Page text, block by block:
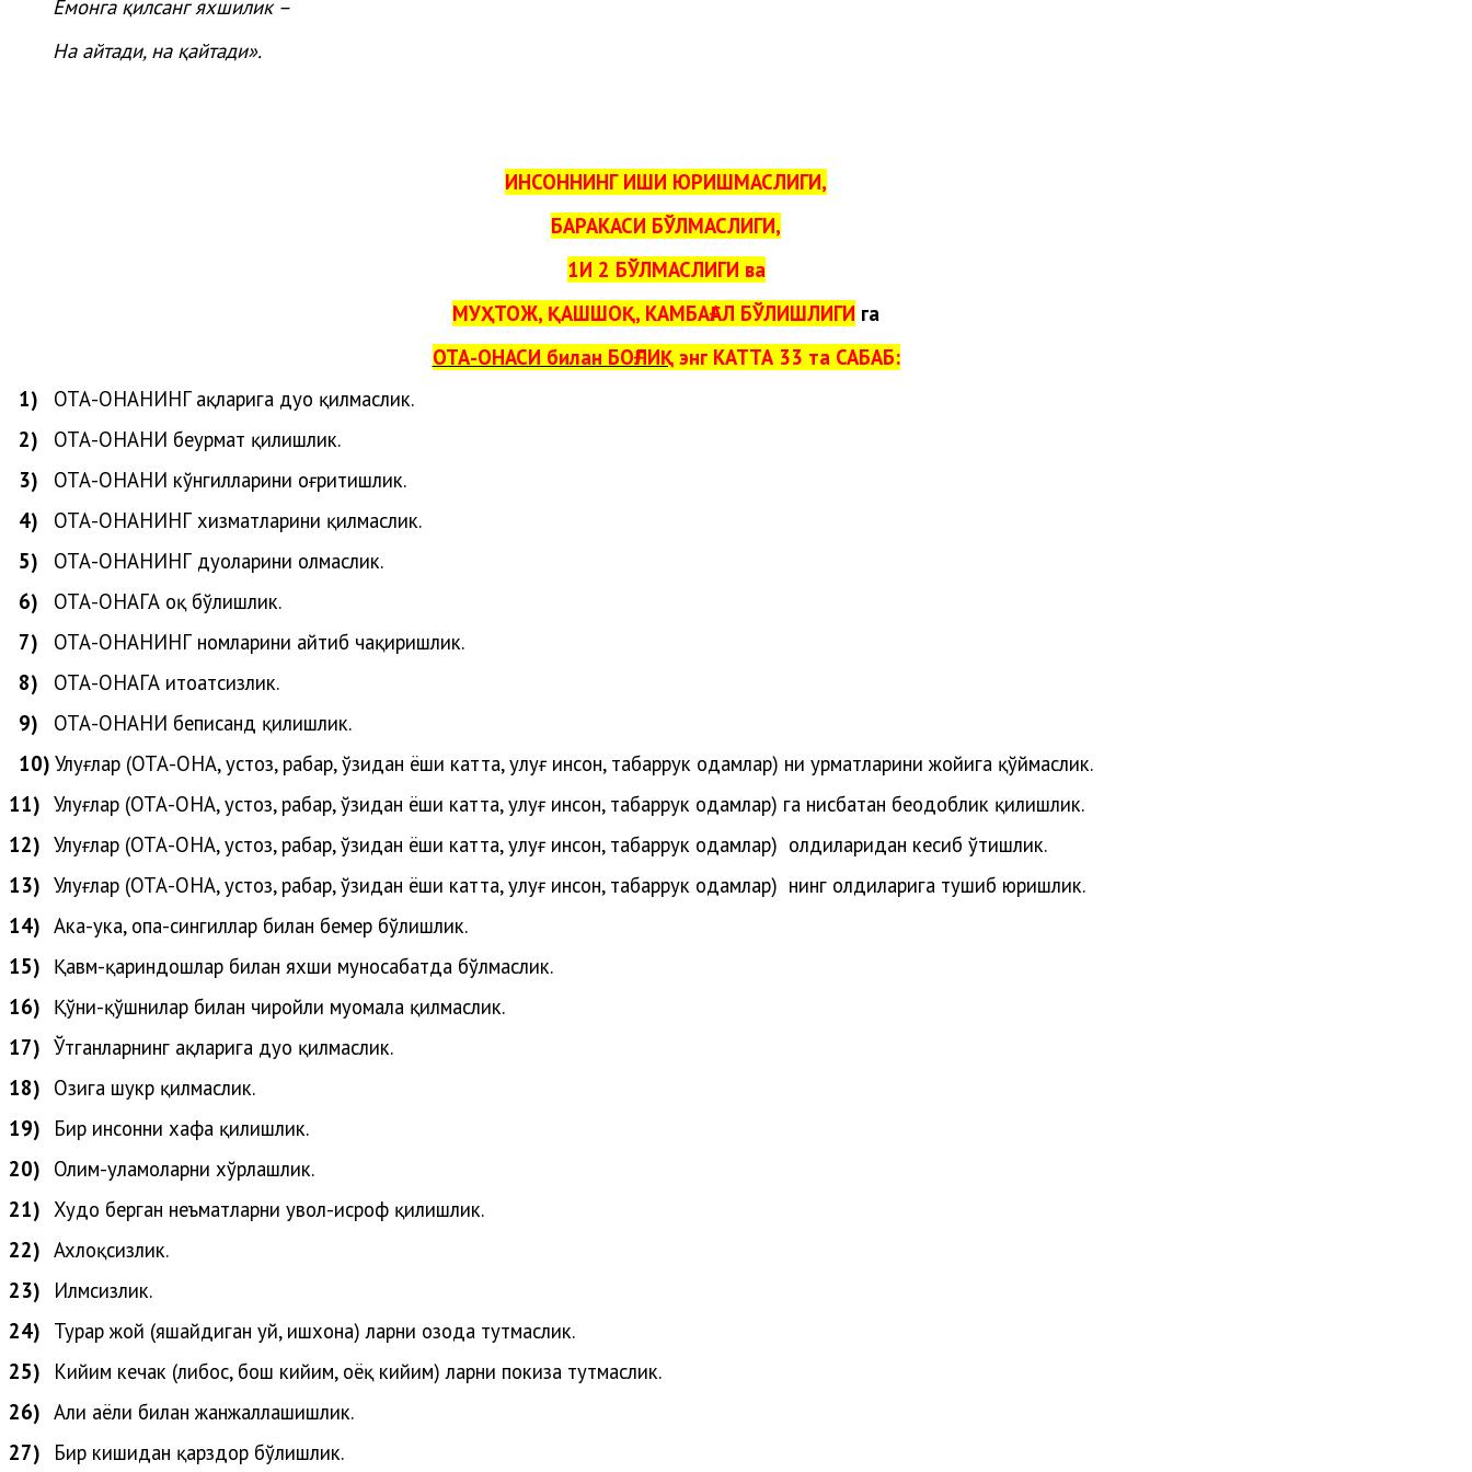
Ёмонга қилсанг яхшилик –
На айтади, на қайтади».
ИНСОННИНГ ИШИ ЮРИШМАСЛИГИ,
БАРАКАСИ БЎЛМАСЛИГИ,
1И 2 БЎЛМАСЛИГИ ва
МУҲТОЖ, ҚАШШОҚ, КАМБАҒАЛ БЎЛИШЛИГИ га
ОТА-ОНАСИ билан БОҒЛИҚэнг КАТТА 33 та САБАБ:
1)
ОТА-ОНАНИНГ ҳақларига дуо қилмаслик.
2)
ОТА-ОНАНИ беҳурмат қилишлик.
3)
ОТА-ОНАНИ кўнгилларини оғритишлик.
4)
ОТА-ОНАНИНГ хизматларини қилмаслик.
5)
ОТА-ОНАНИНГ дуоларини олмаслик.
6)
ОТА-ОНАГА оқ бўлишлик.
7)
ОТА-ОНАНИНГ номларини айтиб чақиришлик.
8)
ОТА-ОНАГА итоатсизлик.
9)
ОТА-ОНАНИ беписанд қилишлик.
10) Улуғлар (ОТА-ОНА, устоз, раҳбар, ўзидан ёши катта, улуғ инсон, табаррук одамлар) ни ҳурматларини жойига қўймаслик.
11) Улуғлар (ОТА-ОНА, устоз, раҳбар, ўзидан ёши катта, улуғ инсон, табаррук одамлар) га нисбатан беодоблик қилишлик.
12) Улуғлар (ОТА-ОНА, устоз, раҳбар, ўзидан ёши катта, улуғ инсон, табаррук одамлар) олдиларидан кесиб ўтишлик.
13) Улуғлар (ОТА-ОНА, устоз, раҳбар, ўзидан ёши катта, улуғ инсон, табаррук одамлар) нинг олдиларига тушиб юришлик.
14) Ака-ука, опа-сингиллар билан бемеҳр бўлишлик.
15) Қавм-қариндошлар билан яхши муносабатда бўлмаслик.
16) Қўни-қўшнилар билан чиройли муомала қилмаслик.
17) Ўтганларнинг ҳақларига дуо қилмаслик.
18) Озига шукр қилмаслик.
19)
Бир инсонни хафа қилишлик.
20) Олим-уламоларни хўрлашлик.
21) Худо берган неъматларни увол-исроф қилишлик.
22) Ахлоқсизлик.
23)
Илмсизлик.
24) Турар жой (яшайдиган уй, ишхона) ларни озода тутмаслик.
25)
Кийим кечак (либос, бош кийим, оёқ кийим) ларни покиза тутмаслик.
26) Аҳли аёли билан жанжаллашишлик.
27)
Бир кишидан қарздор бўлишлик.